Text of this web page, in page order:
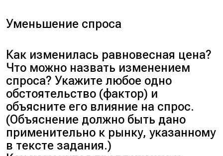
Уменьшение спроса
Как изменилась равновесная цена?
Что можно назвать изменением
спроса? Укажите любое одно
обстоятельство (фактор) и
объясните его влияние на спрос.
(Объяснение должно быть дано
применительно к рынку, указанному
в тексте задания.)